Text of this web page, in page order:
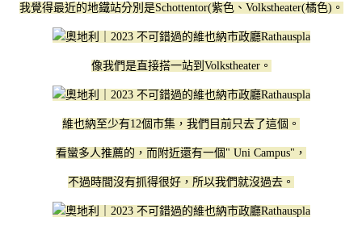
我覺得最近的地鐵站分別是Schottentor(紫色、Volkstheater(橘色)。
像我們是直接搭一站到Volkstheater。
維也納至少有12個市集，我們目前只去了這個。
看蠻多人推薦的，而附近還有一個" Uni Campus"，
不過時間沒有抓得很好，所以我們就沒過去。